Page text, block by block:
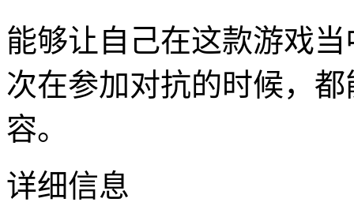
能够让自己在这款游戏
次在参加对抗的时候，
容。
详细信息